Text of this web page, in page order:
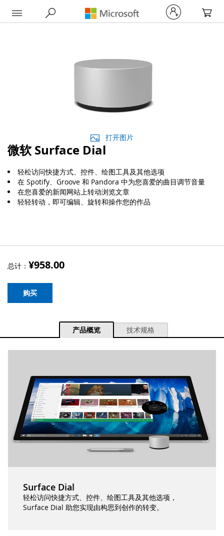
My
打开图片
微软 Surface Dial
轻松访问快捷方式、控件、绘图工具及其他选项
在 Spotify、Groove 和 Pandora 中为您喜爱的曲目调节音量
在您喜爱的新闻网站上转动浏览文章
轻轻转动，即可编辑、旋转和操作您的作品
总计： ¥958.00
购买
产品概览 技术规格
Surface Dial
轻松访问快捷方式、控件、绘图工具及其他选项，
Surface Dial 助您实现由构思到创作的转变。